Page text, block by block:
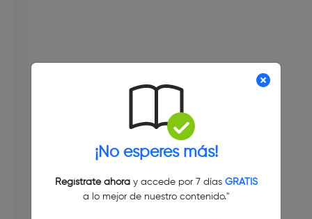
¡No esperes más!
Regístrate ahoray accede por 7 días GRATIS
a lo mejor de nuestro contenido."